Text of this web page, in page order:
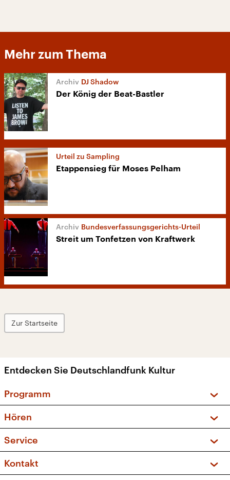
Mehr zum Thema
DJ Shadow
Der König der Beat-Bastler
Urteil zu Sampling
Etappensieg für Moses Pelham
Bundesverfassungsgerichts-Urteil
Streit um Tonfetzen von Kraftwerk
Zur Startseite
Entdecken Sie Deutschlandfunk Kultur
Programm
Sendungen und Podcasts
Musikliste
Kakadu – Das Kinderprogramm
Hören
Frequenzen (UKW + DAB+)
Service
FAQ
Apps
Kontakt